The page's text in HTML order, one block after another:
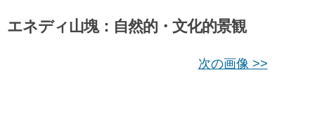
エネディ山塊：自然的・文化的景観
次の画像 >>